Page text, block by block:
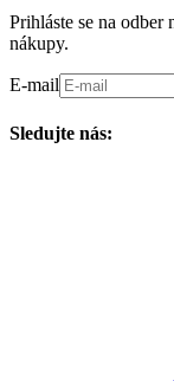
Prihláste se na
nákupy.
E-mail
Sledujte nás: